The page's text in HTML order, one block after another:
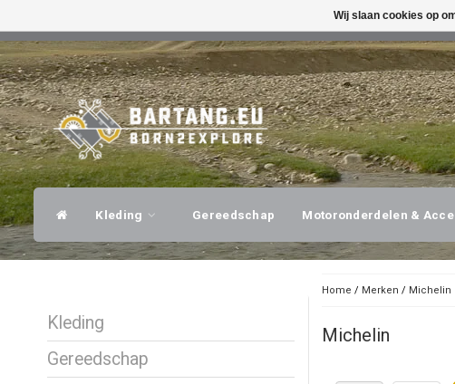
DESKUNDIG
Kleding Gereedschap Motoronderdelen &
Kleding
Gereedschap
Home / Merken / Michelin
Michelin
Wij slaan cookies op